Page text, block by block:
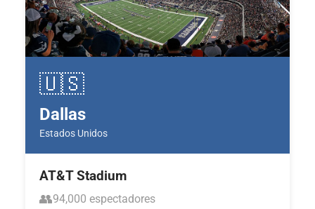
🇺🇸
Dallas
Estados Unidos
AT&T Stadium
👥94,000 espectadores